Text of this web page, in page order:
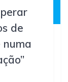
de
numa